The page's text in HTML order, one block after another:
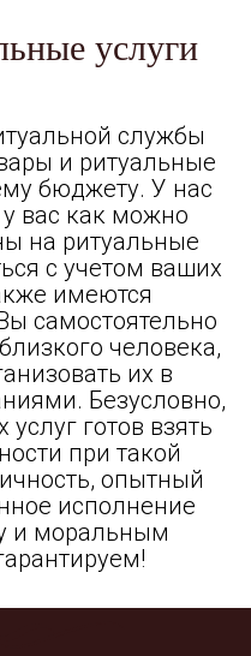
услуги
службы
и ритуальные
бюджету. У нас
вас как можно
на ритуальные
с учетом ваших
имеются
самостоятельно
человека,
их в
Безусловно,
готов взять
при такой
опытный
исполнение
и моральным